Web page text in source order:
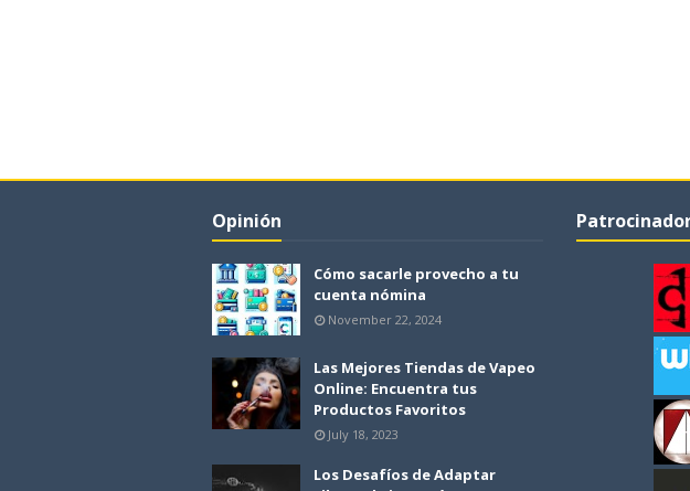
Opinión
Cómo sacarle provecho a tu
cuenta nómina
November 22, 2024
Las Mejores Tiendas de Vapeo
Online: Encuentra tus
Productos Favoritos
July 18, 2023
Los Desafíos de Adaptar